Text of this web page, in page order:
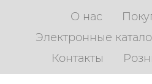
О нас
Электронные
Контакты